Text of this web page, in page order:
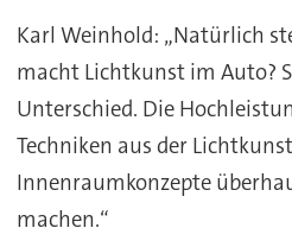
Karl Weinhold: „Natürlich
macht Lichtkunst im Auto?
Unterschied. Die
Techniken aus der
Innenraumkonzepte
machen.“